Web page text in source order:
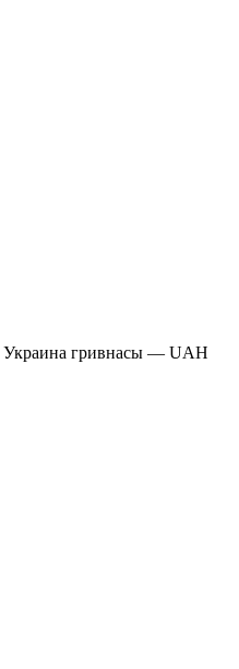
Украина гривнасы — UAH